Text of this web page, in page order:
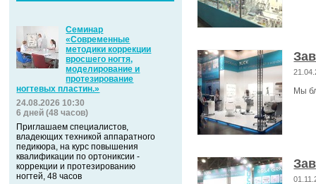
Семинар
«Современные
методики коррекции
вросшего ногтя,
моделирование и
протезирование
ногтевых пластин.»
24.08.2026 10:30
6 дней (48 часов)
Приглашаем специалистов,
владеющих техникой аппаратного
педикюра, на курс повышения
квалификации по ортониксии -
коррекции и протезированию
ногтей, 48 часов
Мы